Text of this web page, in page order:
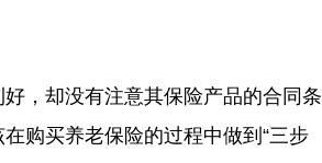
，却没有注意其保险产品的合同条
购买养老保险的过程中做到“三步